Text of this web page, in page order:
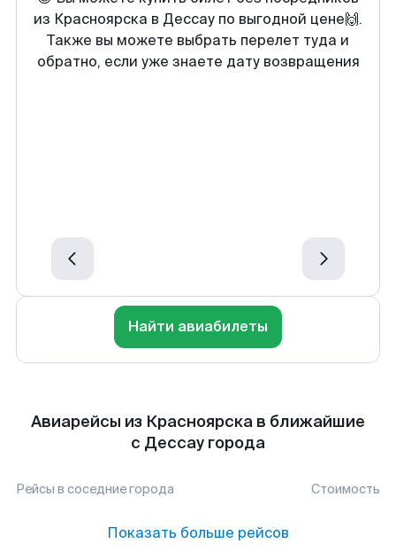
из Красноярска в Дессау по выгодной цене🙌.
Также вы можете выбрать перелет туда и
обратно, если уже знаете дату возвращения
Найти авиабилеты
Авиарейсы из Красноярска в ближайшие
с Дессау города
Рейсы в соседние города Стоимость
Показать больше рейсов